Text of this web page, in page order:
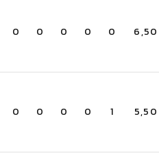
0 0 0 0 0 6,50
0 0 0 0 1 5,50